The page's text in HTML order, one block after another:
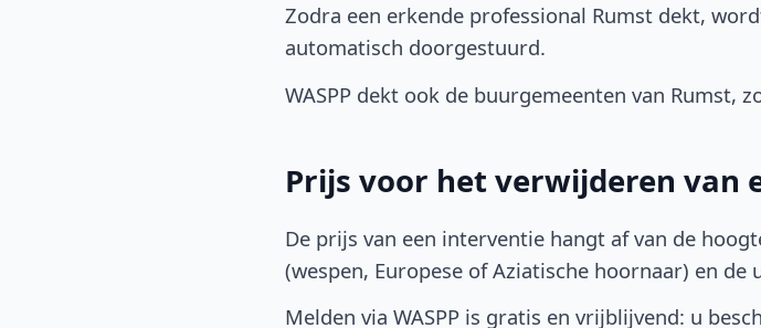
Zodra een erkende professional Rumst dekt,
automatisch doorgestuurd.
WASPP dekt ook de buurgemeenten van Rumst,
Prijs voor het verwijderen van
De prijs van een interventie hangt af van de
(wespen, Europese of Aziatische hoornaar) en
Melden via WASPP is gratis en vrijblijvend: u